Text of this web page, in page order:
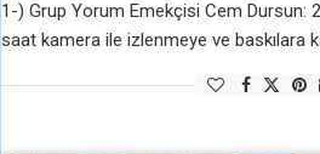
1-) Grup Yorum Emekçisi Cem Dursun:
saat kamera ile izlenmeye ve baskılara